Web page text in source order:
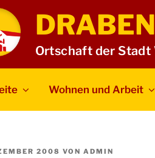
Ortschaft der Stadt
Wohnen und Arbeit
2008 VON ADMIN